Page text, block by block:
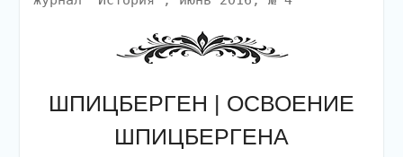
ШПИЦБЕРГЕН | ОСВОЕНИЕ
ШПИЦБЕРГЕНА